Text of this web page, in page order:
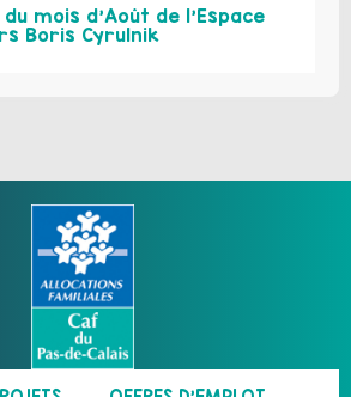
mois d’Août de l’Espace
Boris Cyrulnik